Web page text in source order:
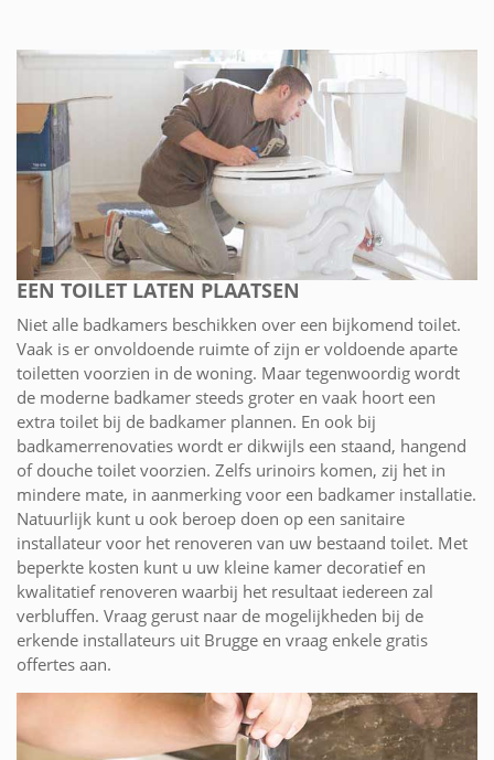
EEN TOILET LATEN PLAATSEN
Niet alle badkamers beschikken over een bijkomend toilet.
Vaak is er onvoldoende ruimte of zijn er voldoende aparte
toiletten voorzien in de woning. Maar tegenwoordig wordt
de moderne badkamer steeds groter en vaak hoort een
extra toilet bij de badkamer plannen. En ook bij
badkamerrenovaties wordt er dikwijls een staand, hangend
of douche toilet voorzien. Zelfs urinoirs komen, zij het in
mindere mate, in aanmerking voor een badkamer installatie.
Natuurlijk kunt u ook beroep doen op een sanitaire
installateur voor het renoveren van uw bestaand toilet. Met
beperkte kosten kunt u uw kleine kamer decoratief en
kwalitatief renoveren waarbij het resultaat iedereen zal
verbluffen. Vraag gerust naar de mogelijkheden bij de
erkende installateurs uit Brugge en vraag enkele gratis
offertes aan.